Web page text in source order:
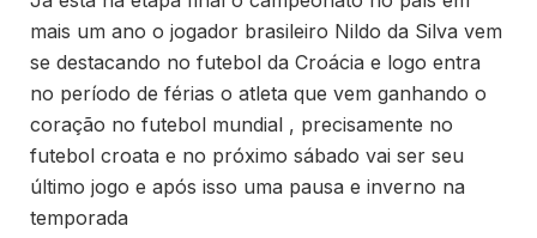
mais um ano o jogador brasileiro Nildo da Silva vem
se destacando no futebol da Croácia e logo entra
no período de férias o atleta que vem ganhando o
coração no futebol mundial , precisamente no
futebol croata e no próximo sábado vai ser seu
último jogo e após isso uma pausa e inverno na
temporada